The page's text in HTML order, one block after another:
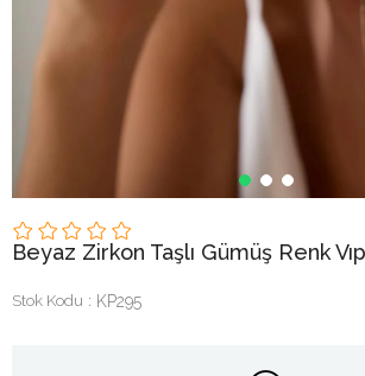
Beyaz Zirkon Taşlı Gümüş Renk
Stok Kodu KP295